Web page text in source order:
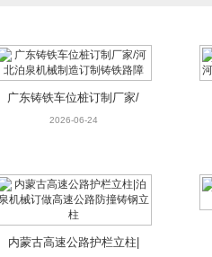
广东铸铁车位桩订制厂家/
河北泊泉机械制造订制铸铁
2026-06-24
内蒙古高速公路护栏立柱|